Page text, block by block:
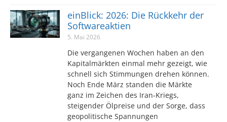
einBlick: 2026: Die Rückkehr der
Softwareaktien
5. Mai 2026
Die vergangenen Wochen haben an den
Kapitalmärkten einmal mehr gezeigt, wie
schnell sich Stimmungen drehen können.
Noch Ende März standen die Märkte
ganz im Zeichen des Iran-Kriegs,
steigender Ölpreise und der Sorge, dass
geopolitische Spannungen